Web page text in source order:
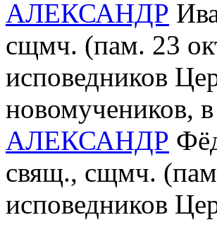
АЛЕКСАНДР
сщмч. (пам. 23
исповедников
новомучеников,
АЛЕКСАНДР
свящ., сщмч.
исповедников